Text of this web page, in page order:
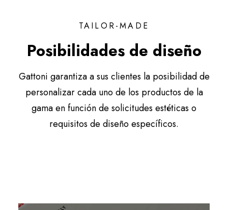
TAILOR-MADE
Posibilidades de diseño
Gattoni garantiza a sus clientes la posibilidad de
personalizar cada uno de los productos de la
gama en función de solicitudes estéticas o
requisitos de diseño específicos.